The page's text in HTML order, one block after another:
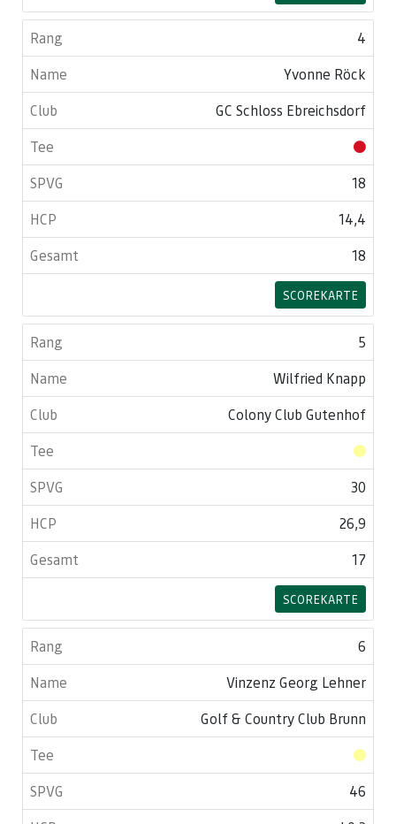
4
Yvonne Röck
GC Schloss Ebreichsdorf
18
14,4
18
SCOREKARTE
5
Wilfried Knapp
Colony Club Gutenhof
30
26,9
17
SCOREKARTE
6
Vinzenz Georg Lehner
Golf & Country Club Brunn
46